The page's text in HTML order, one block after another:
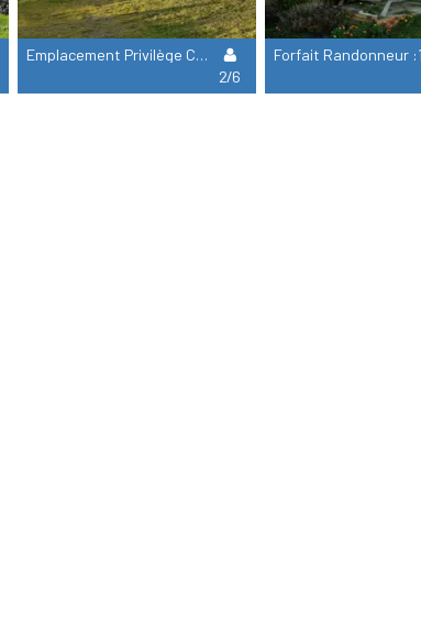
Emplacement Privilège Camping-Car Avec Terrasse Privative Vue Mer : 2 Pers + 1 Camping Car
2/6